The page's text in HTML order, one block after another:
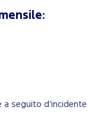
seguito d’incidente